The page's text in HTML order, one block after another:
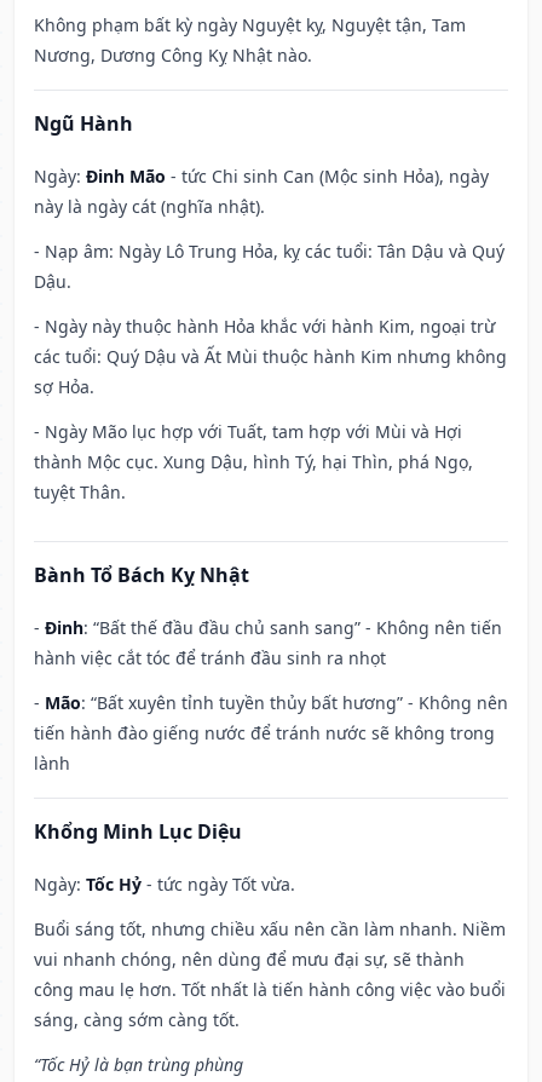
Không phạm bất kỳ ngày Nguyệt kỵ, Nguyệt tận, Tam
Nương, Dương Công Kỵ Nhật nào.
Ngũ Hành
Ngày: Đinh Mão - tức Chi sinh Can (Mộc sinh Hỏa), ngày
này là ngày cát (nghĩa nhật).
- Nạp âm: Ngày Lô Trung Hỏa, kỵ các tuổi: Tân Dậu và Quý
Dậu.
- Ngày này thuộc hành Hỏa khắc với hành Kim, ngoại trừ
các tuổi: Quý Dậu và Ất Mùi thuộc hành Kim nhưng không
sợ Hỏa.
- Ngày Mão lục hợp với Tuất, tam hợp với Mùi và Hợi
thành Mộc cục. Xung Dậu, hình Tý, hại Thìn, phá Ngọ,
tuyệt Thân.
Bành Tổ Bách Kỵ Nhật
- Đinh: “Bất thế đầu đầu chủ sanh sang” - Không nên tiến
hành việc cắt tóc để tránh đầu sinh ra nhọt
- Mão: “Bất xuyên tỉnh tuyền thủy bất hương” - Không nên
tiến hành đào giếng nước để tránh nước sẽ không trong
lành
Khổng Minh Lục Diệu
Ngày: Tốc Hỷ - tức ngày Tốt vừa.
Buổi sáng tốt, nhưng chiều xấu nên cần làm nhanh. Niềm
vui nhanh chóng, nên dùng để mưu đại sự, sẽ thành
công mau lẹ hơn. Tốt nhất là tiến hành công việc vào buổi
sáng, càng sớm càng tốt.
“Tốc Hỷ là bạn trùng phùng